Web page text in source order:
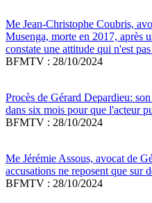
Me Jean-Christophe Coubris,
Musenga, morte en 2017, après
constate une attitude qui n'est
BFMTV : 28/10/2024
Procès de Gérard Depardieu:
dans six mois pour que l'acteur
BFMTV : 28/10/2024
Me Jérémie Assous, avocat de
accusations ne reposent que sur
BFMTV : 28/10/2024